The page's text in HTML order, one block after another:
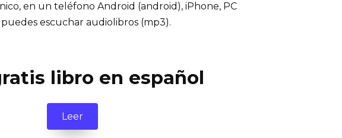
en un teléfono Android (android), iPhone, PC
escuchar audiolibros (mp3).
libro en español
Leer